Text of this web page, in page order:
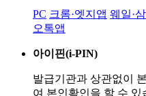
PC 크롬·엣지앱 웨일·
오톡앱
아이핀(i-PIN)
발급기관과 상관없이
여 본인확인을 할 수 있